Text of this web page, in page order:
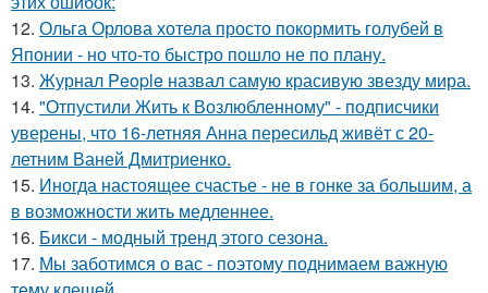
12. Ольга Орлова хотела просто покормить голубей в
Японии - но что-то быстро пошло не по плану.
13. Журнал People назвал самую красивую звезду мира.
14. "Отпустили Жить к Возлюбленному" - подписчики
уверены, что 16-летняя Анна пересильд живёт с 20-
летним Ваней Дмитриенко.
15. Иногда настоящее счастье - не в гонке за большим, а
в возможности жить медленнее.
16. Бикси - модный тренд этого сезона.
17. Мы заботимся о вас - поэтому поднимаем важную